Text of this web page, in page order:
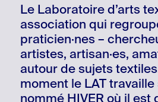
Le Laboratoire d’arts
association qui
praticien·nes –
artistes, artisan·es,
autour de sujets
moment le LAT
nommé HIVER où il est